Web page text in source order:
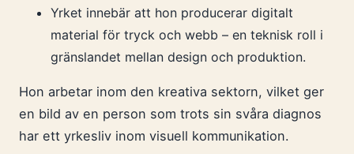
Yrket innebär att hon producerar digitalt
material för tryck och webb – en teknisk roll i
gränslandet mellan design och produktion.
Hon arbetar inom den kreativa sektorn, vilket ger
en bild av en person som trots sin svåra diagnos
har ett yrkesliv inom visuell kommunikation.